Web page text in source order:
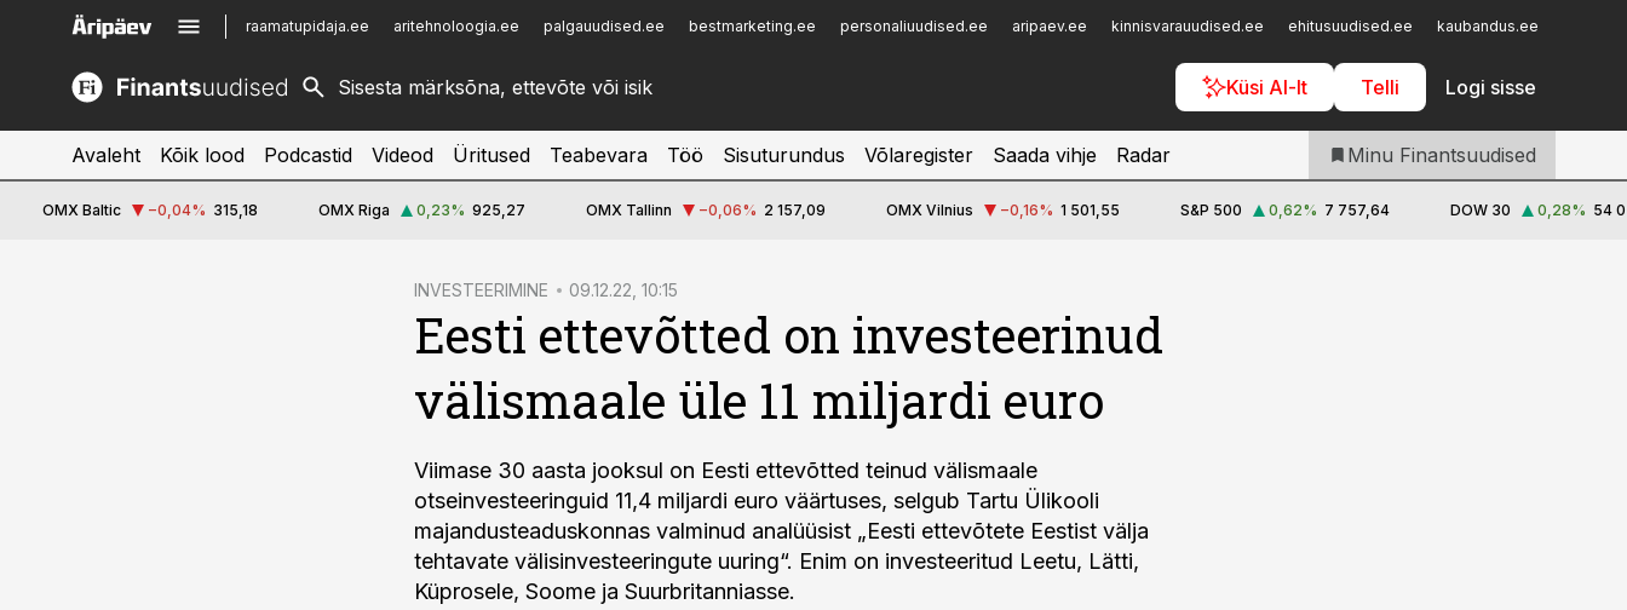
raamatupidaja.ee aritehnoloogia.ee palgauudised.ee bestmarketing.ee personaliuudised.ee aripaev.ee kinnisvarauudised.ee ehitusuudised.ee kaubandus.ee
Küsi AI-lt Telli Logi sisse
kinnisvarauudised.ee
logistikauudised.ee
imelineajalugu.ee
Infopank
Iseteenindus
Telli Finantsuudised
Avaleht Kõik lood Podcastid Videod Üritused Teabevara Töö Sisuturundus Võlaregister Saada vihje Radar Minu Finantsuudised
OMX Baltic −0,04% 315,18 OMX Riga 0,23% 925,27 OMX Tallinn −0,06% 2 157,09 OMX Vilnius −0,16% 1 501,55 S&P 500 0,62% 7 757,64 DOW 30 0,28% 54
INVESTEERIMINE 09.12.22, 10:15
Eesti ettevõtted on investeerinud
välismaale üle 11 miljardi euro
Viimase 30 aasta jooksul on Eesti ettevõtted teinud välismaale
otseinvesteeringuid 11,4 miljardi euro väärtuses, selgub Tartu Ülikooli
majandusteaduskonnas valminud analüüsist „Eesti ettevõtete Eestist välja
tehtavate välisinvesteeringute uuring“. Enim on investeeritud Leetu, Lätti,
Küprosele, Soome ja Suurbritanniasse.